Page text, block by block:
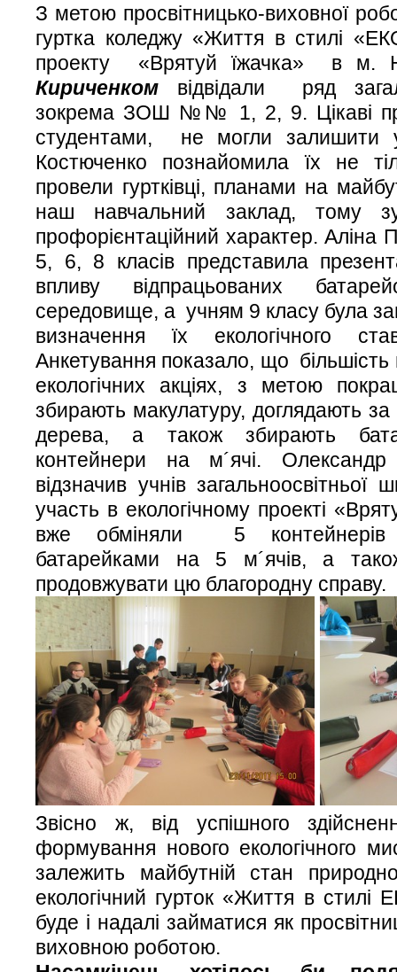
З метою просвітницько-виховної
гуртка коледжу «Життя в стилі
проекту «Врятуй їжачка» в м.
Кириченком відвідали ряд
зокрема ЗОШ №№ 1, 2, 9. Цікаві
студентами, не могли залишити
Костюченко познайомила їх не
провели гуртківці, планами на
наш навчальний заклад, тому
профорієнтаційний характер. Аліна
5, 6, 8 класів представила
впливу відпрацьованих
середовище, а учням 9 класу була
визначення їх екологічного
Анкетування показало, що більшість
екологічних акціях, з метою
збирають макулатуру, доглядають
дерева, а також збирають
контейнери на м´ячі.
відзначив учнів
участь в екологічному проекті
вже обміняли 5 контейнерів
батарейками на 5 м´ячів, а
продовжувати цю благородну справу.
Звісно ж, від успішного
формування нового екологічного
залежить майбутній стан
екологічний гурток «Життя в стилі
буде і надалі займатися як
виховною роботою.